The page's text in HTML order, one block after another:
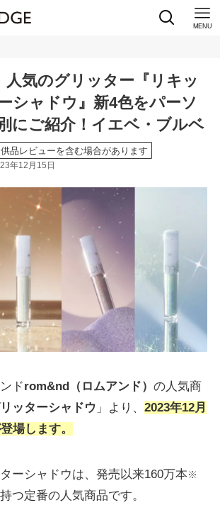
MENU
人気のグリッター『リキッ
シャドウ』新4色をパーソ
にご紹介！イエベ・ブルベ
品レビューを含む場合があります
年12月15日
ドrom&nd（ロムアンド） の人気商
ッターシャドウ 」より、 2023年12月
場します。
ーシャドウは、発売以来160万本 ※
つ定番の人気商品です。